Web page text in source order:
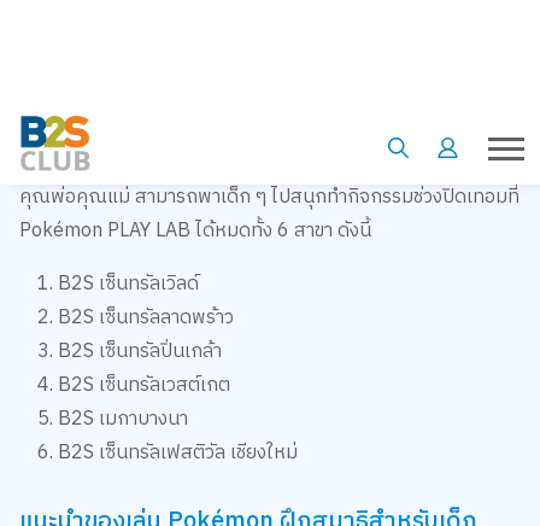
Pokémon PLAYLAB มีที่ไหนบ้าง
คุณพ่อคุณแม่ สามารถพาเด็ก ๆ ไปสนุกทำกิจกรรมช่วงปิดเทอมที่
Pokémon PLAY LAB ได้หมดทั้ง 6 สาขา ดังนี้
B2S เซ็นทรัลเวิลด์
B2S เซ็นทรัลลาดพร้าว
B2S เซ็นทรัลปิ่นเกล้า
B2S เซ็นทรัลเวสต์เกต
B2S เมกาบางนา
B2S เซ็นทรัลเฟสติวัล เชียงใหม่
แนะนำของเล่น Pokémon ฝึกสมาธิสำหรับเด็ก